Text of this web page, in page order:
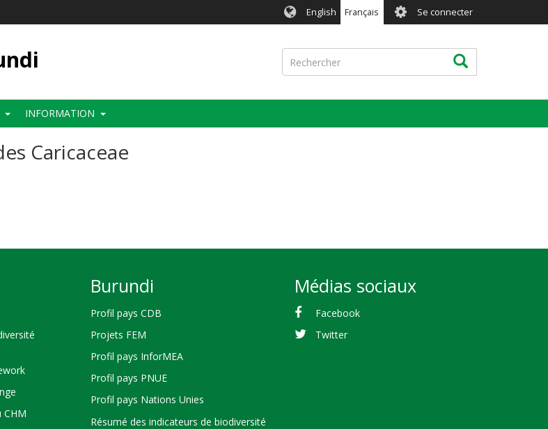
English Français User
account
menu
Se connecter
Rechercher Rechercher
INFORMATION
Caricaceae
CHM
Burundi
Profil pays CDB
Projets FEM
Profil pays InforMEA
Profil pays PNUE
Profil pays Nations Unies
Résumé des indicateurs de biodiversité
Médias sociaux
Facebook
Twitter